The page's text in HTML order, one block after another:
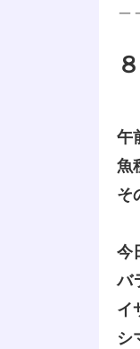
午
魚
そ
今
バ
イ
シ